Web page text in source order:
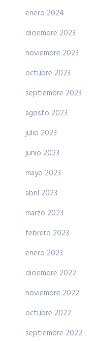
enero 2024
diciembre 2023
noviembre 2023
octubre 2023
septiembre 2023
agosto 2023
julio 2023
junio 2023
mayo 2023
abril 2023
marzo 2023
febrero 2023
enero 2023
diciembre 2022
noviembre 2022
octubre 2022
septiembre 2022